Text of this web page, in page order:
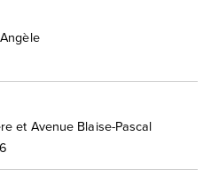
et Avenue Blaise-Pascal